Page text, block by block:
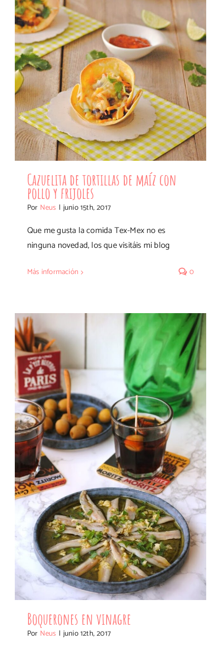
Cazuelita de tortillas de maíz con pollo
y frijoles
Cazuelita de tortillas de maíz con
pollo y frijoles
Por Neus | junio 15th, 2017
Que me gusta la comida Tex-Mex no es
ninguna novedad, los que visitáis mi blog
Más información 0
Boquerones en vinagre
Boquerones en vinagre
Por Neus | junio 12th, 2017